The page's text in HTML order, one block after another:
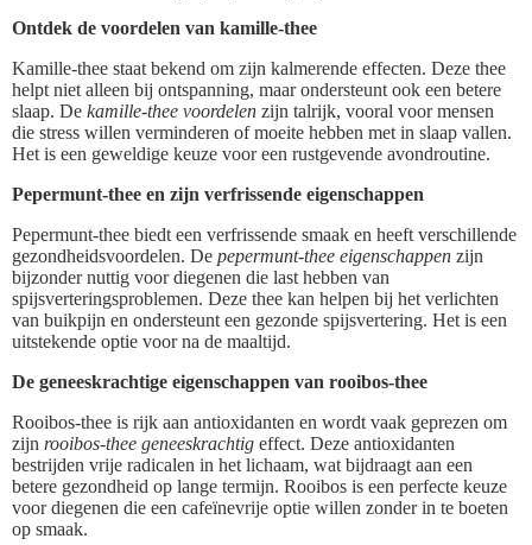
Ontdek de voordelen van kamille-thee
Kamille-thee staat bekend om zijn kalmerende effecten. Deze thee
helpt niet alleen bij ontspanning, maar ondersteunt ook een betere
slaap. De kamille-thee voordelen zijn talrijk, vooral voor mensen
die stress willen verminderen of moeite hebben met in slaap vallen.
Het is een geweldige keuze voor een rustgevende avondroutine.
Pepermunt-thee en zijn verfrissende eigenschappen
Pepermunt-thee biedt een verfrissende smaak en heeft verschillende
gezondheidsvoordelen. De pepermunt-thee eigenschappen zijn
bijzonder nuttig voor diegenen die last hebben van
spijsverteringsproblemen. Deze thee kan helpen bij het verlichten
van buikpijn en ondersteunt een gezonde spijsvertering. Het is een
uitstekende optie voor na de maaltijd.
De geneeskrachtige eigenschappen van rooibos-thee
Rooibos-thee is rijk aan antioxidanten en wordt vaak geprezen om
zijn rooibos-thee geneeskrachtig effect. Deze antioxidanten
bestrijden vrije radicalen in het lichaam, wat bijdraagt aan een
betere gezondheid op lange termijn. Rooibos is een perfecte keuze
voor diegenen die een cafeïnevrije optie willen zonder in te boeten
op smaak.